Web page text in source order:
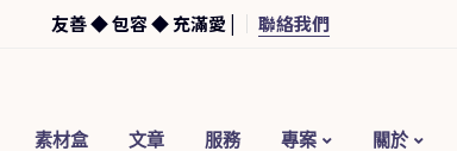
友善 ◆ 包容 ◆ 充滿愛 | 聯絡我們
素材盒​ 文章 服務 專案 關於